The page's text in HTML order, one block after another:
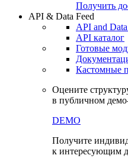
Получить
API & Data Feed
API and
API каталог
Готовые
Кастомные
Оцените
в публичном
DEMO
Получите
к интересующим